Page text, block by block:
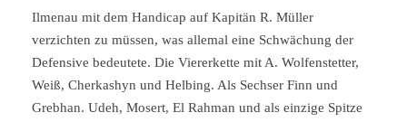
Ilmenau mit dem Handicap auf Kapitän R. Müller
verzichten zu müssen, was allemal eine Schwächung der
Defensive bedeutete. Die Viererkette mit A. Wolfenstetter,
Weiß, Cherkashyn und Helbing. Als Sechser Finn und
Grebhan. Udeh, Mosert, El Rahman und als einzige Spitze